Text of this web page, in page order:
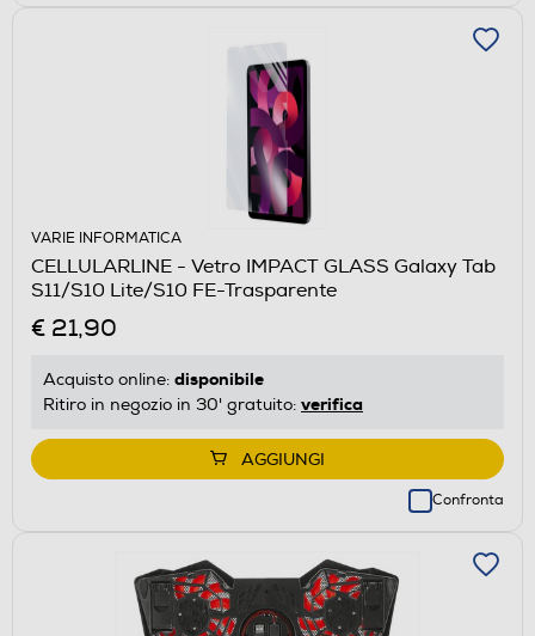
VARIE INFORMATICA
CELLULARLINE - Vetro IMPACT GLASS Galaxy Tab
S11/S10 Lite/S10 FE-Trasparente
€ 21,90
Acquisto online: disponibile
Ritiro in negozio in 30' gratuito: verifica
AGGIUNGI
Confronta